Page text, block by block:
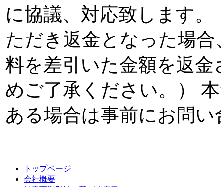
に協議、対応致します
ただき返金となった場
料を差引いた金額を返
めご了承ください。）
ある場合は事前にお問
トップページ
会社概要